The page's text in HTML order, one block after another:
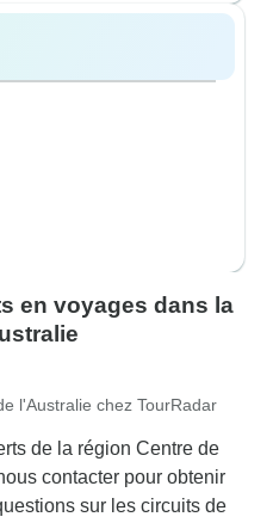
en voyages dans la
l'Australie chez TourRadar
de la région Centre de
contacter pour obtenir
sur les circuits de